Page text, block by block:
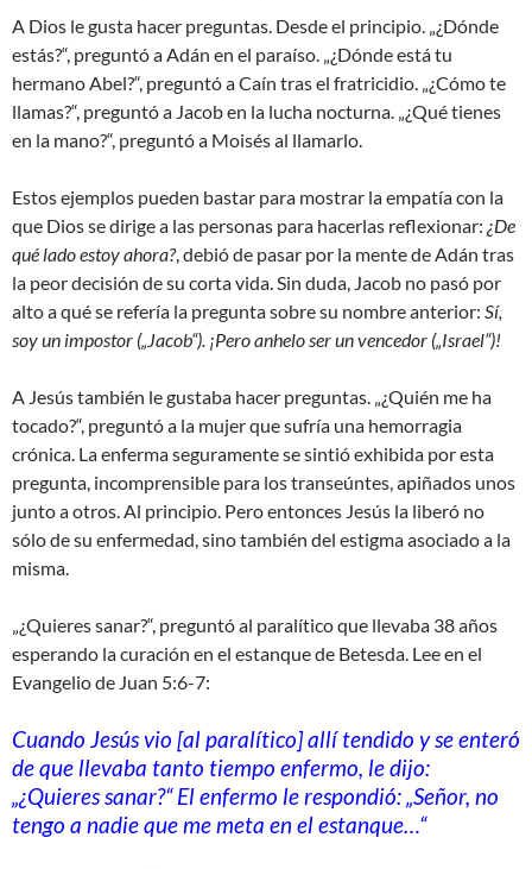
A Dios le gusta hacer preguntas. Desde el principio. „¿Dónde
estás?“, preguntó a Adán en el paraíso. „¿Dónde está tu
hermano Abel?“, preguntó a Caín tras el fratricidio. „¿Cómo te
llamas?“, preguntó a Jacob en la lucha nocturna. „¿Qué tienes
en la mano?“, preguntó a Moisés al llamarlo.
Estos ejemplos pueden bastar para mostrar la empatía con la
que Dios se dirige a las personas para hacerlas reflexionar: ¿De
qué lado estoy ahora?, debió de pasar por la mente de Adán tras
la peor decisión de su corta vida. Sin duda, Jacob no pasó por
alto a qué se refería la pregunta sobre su nombre anterior: Sí,
soy un impostor („Jacob“). ¡Pero anhelo ser un vencedor („Israel“)!
A Jesús también le gustaba hacer preguntas. „¿Quién me ha
tocado?“, preguntó a la mujer que sufría una hemorragia
crónica. La enferma seguramente se sintió exhibida por esta
pregunta, incomprensible para los transeúntes, apiñados unos
junto a otros. Al principio. Pero entonces Jesús la liberó no
sólo de su enfermedad, sino también del estigma asociado a la
misma.
„¿Quieres sanar?“, preguntó al paralítico que llevaba 38 años
esperando la curación en el estanque de Betesda. Lee en el
Evangelio de Juan 5:6-7:
Cuando Jesús vio [al paralítico] allí tendido y se enteró
de que llevaba tanto tiempo enfermo, le dijo:
„¿Quieres sanar?“ El enfermo le respondió: „Señor, no
tengo a nadie que me meta en el estanque…“